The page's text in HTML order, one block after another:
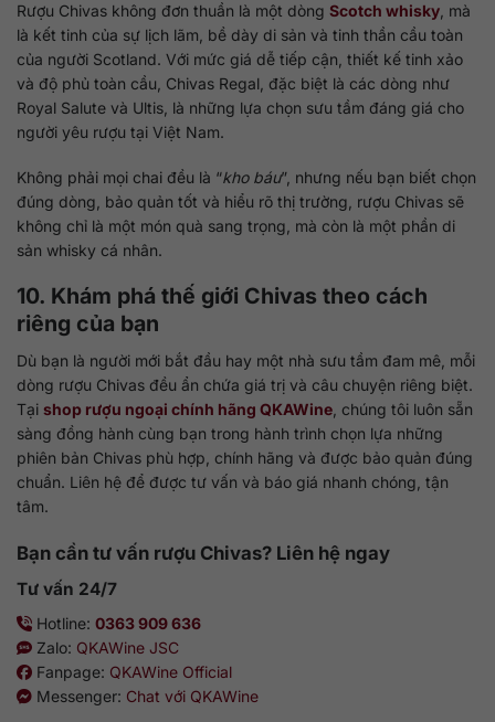
Rượu Chivas không đơn thuần là một dòng Scotch whisky , mà
là kết tinh của sự lịch lãm, bề dày di sản và tinh thần cầu toàn
của người Scotland. Với mức giá dễ tiếp cận, thiết kế tinh xảo
và độ phủ toàn cầu, Chivas Regal, đặc biệt là các dòng như
Royal Salute và Ultis, là những lựa chọn sưu tầm đáng giá cho
người yêu rượu tại Việt Nam.
Không phải mọi chai đều là “kho báu”, nhưng nếu bạn biết chọn
đúng dòng, bảo quản tốt và hiểu rõ thị trường, rượu Chivas sẽ
không chỉ là một món quà sang trọng, mà còn là một phần di
sản whisky cá nhân.
10. Khám phá thế giới Chivas theo cách
riêng của bạn
Dù bạn là người mới bắt đầu hay một nhà sưu tầm đam mê, mỗi
dòng rượu Chivas đều ẩn chứa giá trị và câu chuyện riêng biệt.
Tại shop rượu ngoại chính hãng QKAWine , chúng tôi luôn sẵn
sàng đồng hành cùng bạn trong hành trình chọn lựa những
phiên bản Chivas phù hợp, chính hãng và được bảo quản đúng
chuẩn. Liên hệ để được tư vấn và báo giá nhanh chóng, tận
tâm.
Bạn cần tư vấn rượu Chivas? Liên hệ ngay
Tư vấn 24/7
Hotline: 0363 909 636
Zalo: QKAWine JSC
Fanpage: QKAWine Official
Messenger: Chat với QKAWine